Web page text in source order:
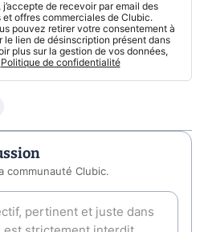
de recevoir par email des
offres commerciales de Clubic.
pouvez retirer votre consentement à
le lien de désinscription présent dans
plus sur la gestion de vos données,
Politique de confidentialité
communauté Clubic.